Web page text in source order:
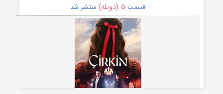
قسمت ۵ (دوبله) منتشر شد